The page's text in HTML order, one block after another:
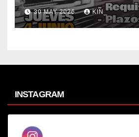
30 MAY 2026 KIN_
INSTAGRAM